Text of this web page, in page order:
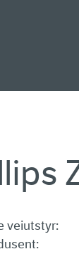
veiutstyr: